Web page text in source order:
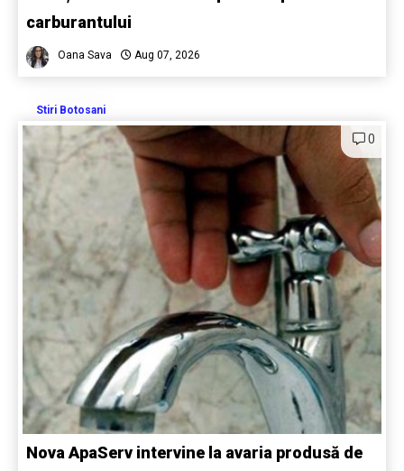
carburantului
Oana Sava Aug 07, 2026
Stiri Botosani
0
Nova ApaServ intervine la avaria produsă de